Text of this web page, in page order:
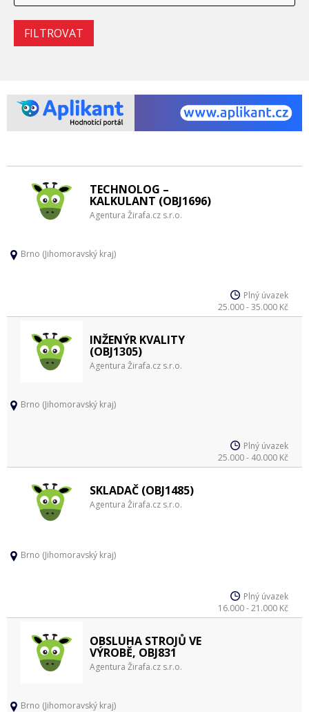
TECHNOLOG –
KALKULANT (OBJ1696)
Agentura Žirafa.cz s.r.o.
Brno (Jihomoravský kraj)
Plný úvazek
25.000 - 35.000 Kč
INŽENÝR KVALITY
(OBJ1305)
Agentura Žirafa.cz s.r.o.
Brno (Jihomoravský kraj)
Plný úvazek
25.000 - 40.000 Kč
SKLADAČ (OBJ1485)
Agentura Žirafa.cz s.r.o.
Brno (Jihomoravský kraj)
Plný úvazek
16.000 - 21.000 Kč
OBSLUHA STROJŮ VE
VÝROBĚ, OBJ831
Agentura Žirafa.cz s.r.o.
Brno (Jihomoravský kraj)